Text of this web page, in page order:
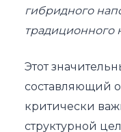
гибридного
традиционного
Этот
составляющий
критически
структурной